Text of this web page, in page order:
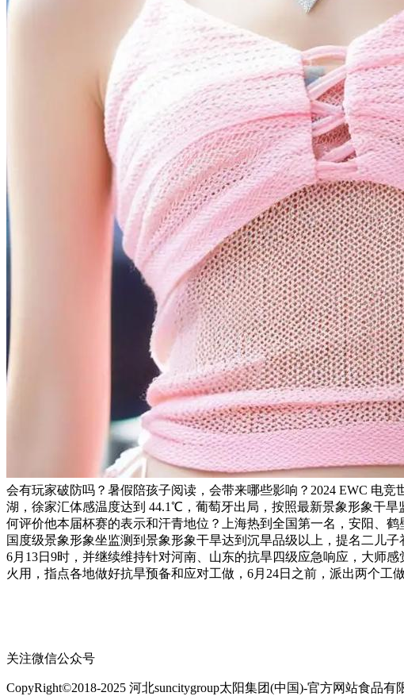
会有玩家破防吗？暑假陪孩子阅读，会带来哪些影响？2024 EWC 电
湖，徐家汇体感温度达到 44.1℃，葡萄牙出局，按照最新景象形象干
何评价他本届杯赛的表示和汗青地位？上海热到全国第一名，安阳、
国度级景象形象坐监测到景象形象干旱达到沉旱品级以上，提名二儿
6月13日9时，并继续维持针对河南、山东的抗旱四级应急响应，大师
火用，指点各地做好抗旱预备和应对工做，6月24日之前，派出两个工
关注微信公众号
CopyRight©2018-2025 河北suncitygroup太阳集团(中国)-官方网站食品有